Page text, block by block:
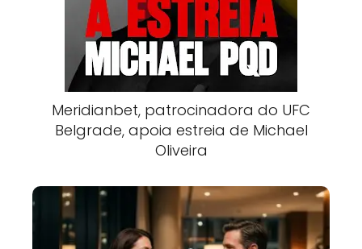
Meridianbet, patrocinadora do UFC
Belgrade, apoia estreia de Michael
Oliveira